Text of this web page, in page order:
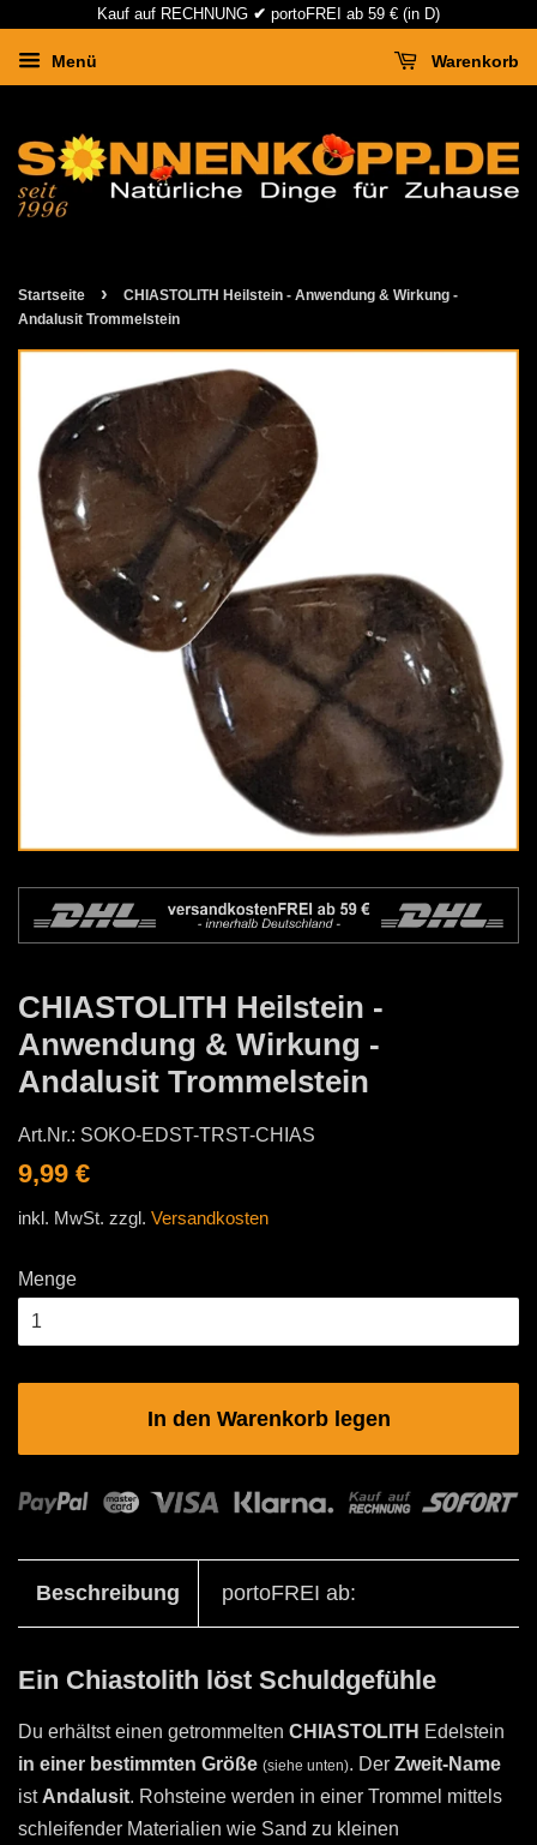
Kauf auf RECHNUNG ✔ portoFREI ab 59 € (in D)
Menü Warenkorb
Startseite ›
CHIASTOLITH Heilstein - Anwendung & Wirkung -
Andalusit Trommelstein
CHIASTOLITH Heilstein -
Anwendung & Wirkung -
Andalusit Trommelstein
Art.Nr.: SOKO-EDST-TRST-CHIAS
Normaler
9,99 €
inkl. MwSt. zzgl. Versandkosten
Menge
In den Warenkorb legen
Beschreibung portoFREI ab:
Ein Chiastolith löst Schuldgefühle
Du erhältst einen getrommelten CHIASTOLITH Edelstein
in einer bestimmten Größe (siehe unten). Der Zweit-Name
ist Andalusit. Rohsteine werden in einer Trommel mittels
schleifender Materialien wie Sand zu kleinen